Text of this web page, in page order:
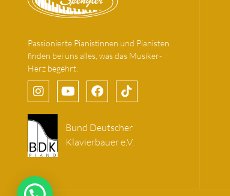
Passionierte Pianistinnen und Pianisten
finden bei uns alles, was das Musiker-
Herz begehrt.
Bund Deutscher
Klavierbauer e.V.